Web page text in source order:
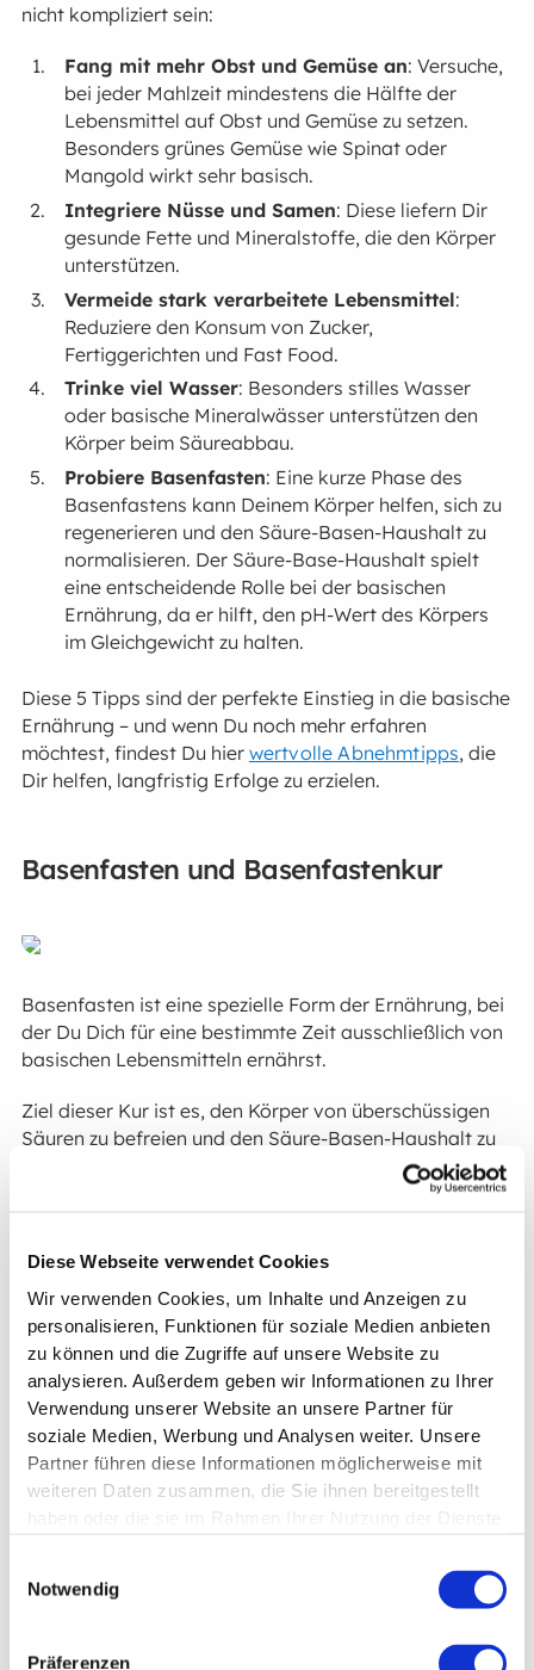
Diese Webseite verwendet Cookies
Wir verwenden Cookies, um Inhalte und Anzeigen zu
personalisieren, Funktionen für soziale Medien anbieten
zu können und die Zugriffe auf unsere Website zu
analysieren. Außerdem geben wir Informationen zu Ihrer
Verwendung unserer Website an unsere Partner für
soziale Medien, Werbung und Analysen weiter. Unsere
Partner führen diese Informationen möglicherweise mit
weiteren Daten zusammen, die Sie ihnen bereitgestellt
Notwendig
Präferenzen
nicht kompliziert sein:
Fang mit mehr Obst und Gemüse an: Versuche,
bei jeder Mahlzeit mindestens die Hälfte der
Lebensmittel auf Obst und Gemüse zu setzen.
Besonders grünes Gemüse wie Spinat oder
Mangold wirkt sehr basisch.
Integriere Nüsse und Samen: Diese liefern Dir
gesunde Fette und Mineralstoffe, die den Körper
unterstützen.
Vermeide stark verarbeitete Lebensmittel:
Reduziere den Konsum von Zucker,
Fertiggerichten und Fast Food.
Trinke viel Wasser: Besonders stilles Wasser
oder basische Mineralwässer unterstützen den
Körper beim Säureabbau.
Probiere Basenfasten: Eine kurze Phase des
Basenfastens kann Deinem Körper helfen, sich zu
regenerieren und den Säure-Basen-Haushalt zu
normalisieren. Der Säure-Base-Haushalt spielt
eine entscheidende Rolle bei der basischen
Ernährung, da er hilft, den pH-Wert des Körpers
im Gleichgewicht zu halten.
Diese 5 Tipps sind der perfekte Einstieg in die basische
Ernährung – und wenn Du noch mehr erfahren
möchtest, findest Du hier wertvolle Abnehmtipps, die
Dir helfen, langfristig Erfolge zu erzielen.
Basenfasten und Basenfastenkur
Basenfasten ist eine spezielle Form der Ernährung, bei
der Du Dich für eine bestimmte Zeit ausschließlich von
basischen Lebensmitteln ernährst.
Ziel dieser Kur ist es, den Körper von überschüssigen
Säuren zu befreien und den Säure-Basen-Haushalt zu
regenerieren.
Während einer Basenfastenkur, die in der Regel 1-2
Wochen dauert, verzichtest Du auf säurebildende
Lebensmittel wie Fleisch, Fisch, Eier, Milchprodukte und
verarbeitete Lebensmittel.
Stattdessen konzentrierst Du Dich auf basische
Lebensmittel wie frisches Obst, Gemüse, Nüsse und